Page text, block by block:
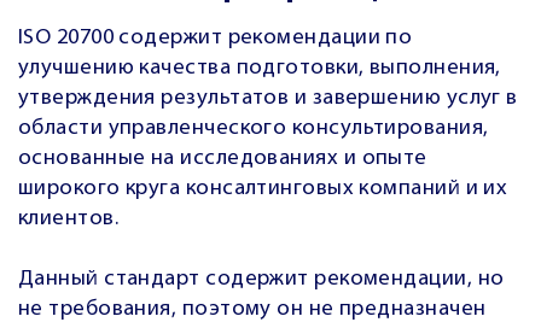
ISO 20700 содержит рекомендации по
улучшению качества подготовки, выполнения,
утверждения результатов и завершению услуг в
области управленческого консультирования,
основанные на исследованиях и опыте
широкого круга консалтинговых компаний и их
клиентов.
Данный стандарт содержит рекомендации, но
не требования, поэтому он не предназначен